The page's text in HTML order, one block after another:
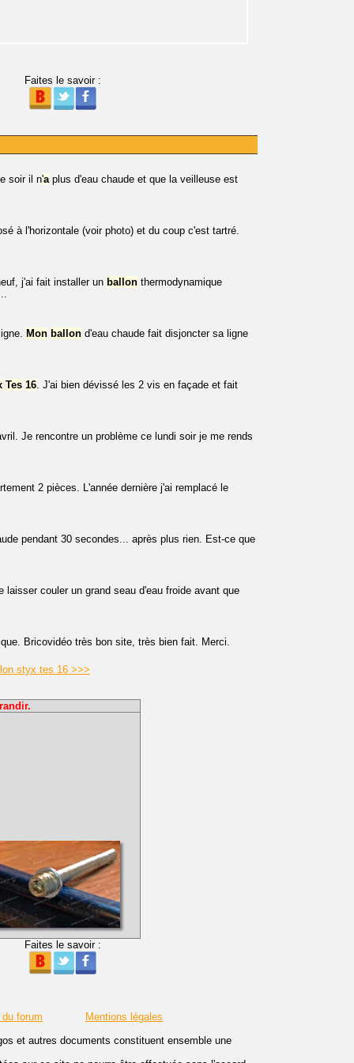
Faites le savoir :
soir il n'aplus d'eau chaude et que la veilleuse est
à l'horizontale (voir photo) et du coup c'est tartré.
j'ai fait installer un ballon thermodynamique
Mon ballon d'eau chaude fait disjoncter sa ligne
Tes 16. J'ai bien dévissé les 2 vis en façade et fait
Je rencontre un problème ce lundi soir je me rends
2 pièces. L'année dernière j'ai remplacé le
pendant 30 secondes... après plus rien. Est-ce que
couler un grand seau d'eau froide avant que
Bricovidéo très bon site, très bien fait. Merci.
styx tes 16 >>>
Faites le savoir :
forum
Mentions légales
et autres documents constituent ensemble une